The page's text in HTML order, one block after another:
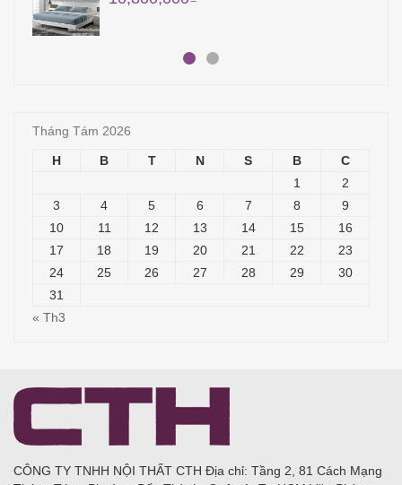
Tháng Tám 2026
H B T N S B
C
1
2
3
4 5 6 7 8
9
10
11 12 13 14 15
16
17
18 19 20 21 22
23
24
25 26 27 28 29
30
31
« Th3
CÔNG TY TNHH NỘI THẤT CTH Địa chỉ: Tầng 2, 81 Cách Mạng